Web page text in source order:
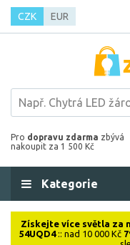
CZK EUR
Pro dopravu zdarma zbývá
nakoupit za 1 500 Kč
Kategorie
Získejte více světla za
54UQD4:: nad 10 000 Kč